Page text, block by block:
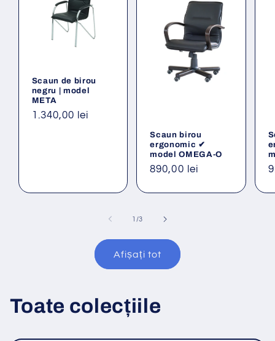
Scaun de birou
negru | model
META
Preț
1.340,00 lei
Scaun birou
ergonomic ✔
model OMEGA-O
Preț
890,00 lei
1 /din
3
Afișați tot
Toate colecțiile